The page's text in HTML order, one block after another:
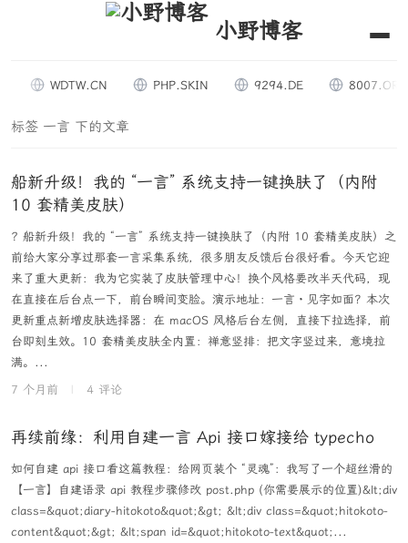
小野博客
WDTW.CN PHP.SKIN 9294.DE 8007.ORG
标签 一言 下的文章
船新升级！我的 “一言” 系统支持一键换肤了（内附
10 套精美皮肤）
? 船新升级！我的 “一言” 系统支持一键换肤了（内附 10 套精美皮肤）之
前给大家分享过那套一言采集系统，很多朋友反馈后台很好看。今天它迎
来了重大更新：我为它实装了皮肤管理中心！换个风格要改半天代码，现
在直接在后台点一下，前台瞬间变脸。演示地址：一言・见字如面？本次
更新重点新增皮肤选择器：在 macOS 风格后台左侧，直接下拉选择，前
台即刻生效。10 套精美皮肤全内置：禅意竖排：把文字竖过来，意境拉
满。...
7 个月前
4 评论
再续前缘：利用自建一言 Api 接口嫁接给 typecho
如何自建 api 接口看这篇教程：给网页装个 “灵魂”：我写了一个超丝滑的
【一言】自建语录 api 教程步骤修改 post.php (你需要展示的位置)&lt;div
class=&quot;diary-hitokoto&quot;&gt; &lt;div class=&quot;hitokoto-
content&quot;&gt; &lt;span id=&quot;hitokoto-text&quot;...